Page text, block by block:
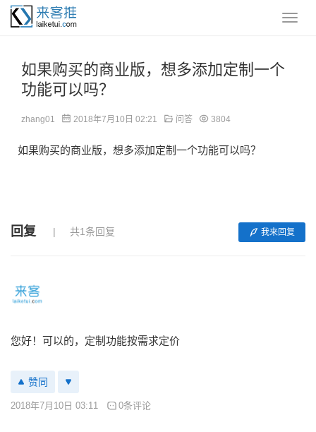
如果购买的商业版，想多添加定制一个
功能可以吗？
zhang01 2018年7月10日 02:21 问答 3804
如果购买的商业版，想多添加定制一个功能可以吗？
回复 共1条回复 我来回复
您好！可以的，定制功能按需求定价
赞同
2018年7月10日 03:11 0条评论